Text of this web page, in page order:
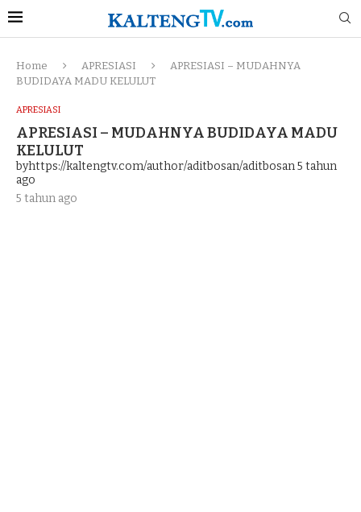
Home APRESIASI
APRESIASI – MUDAHNYA
BUDIDAYA MADU KELULUT
APRESIASI
APRESIASI – MUDAHNYA BUDIDAYA MADU
KELULUT
byhttps://kaltengtv.com/author/aditbosan/aditbosan5 tahun
ago
5 tahun ago